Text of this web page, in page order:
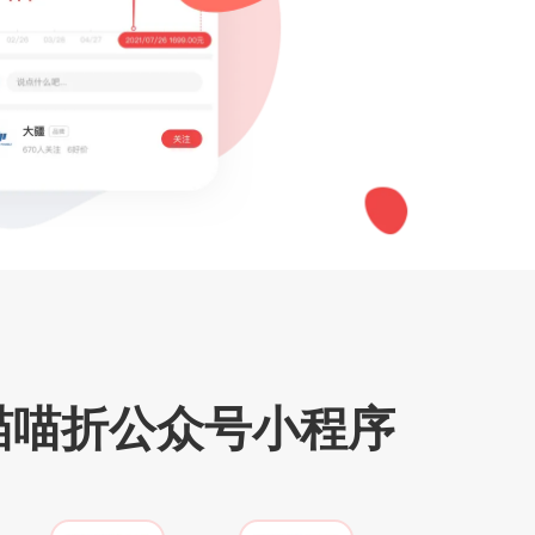
喵折公众号小程序